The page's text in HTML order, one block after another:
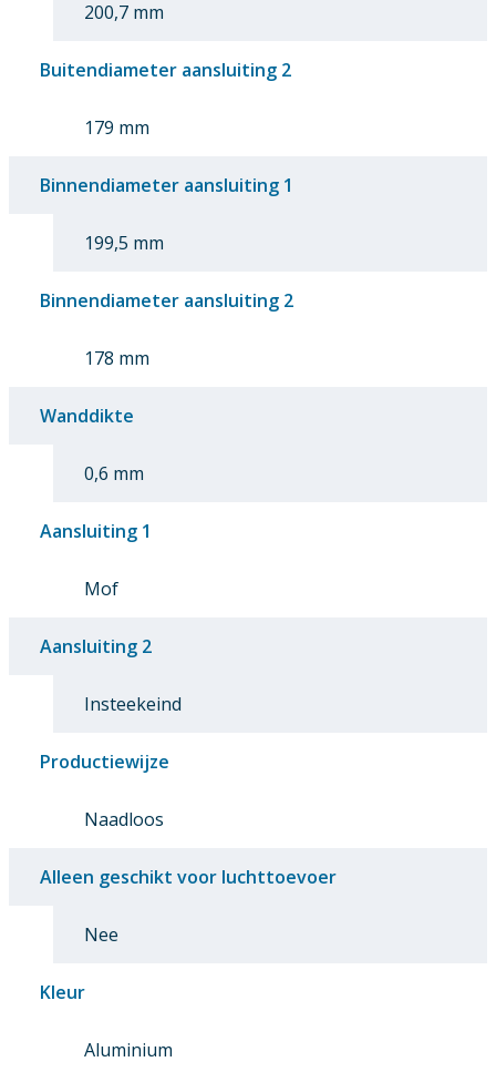
200,7 mm
Buitendiameter aansluiting 2
179 mm
Binnendiameter aansluiting 1
199,5 mm
Binnendiameter aansluiting 2
178 mm
Wanddikte
0,6 mm
Aansluiting 1
Mof
Aansluiting 2
Insteekeind
Productiewijze
Naadloos
Alleen geschikt voor luchttoevoer
Nee
Kleur
Aluminium